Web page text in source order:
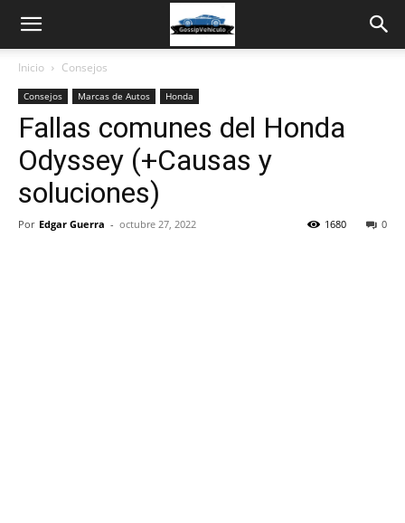
Inicio Consejos
Consejos Marcas de Autos Honda
Fallas comunes del Honda
Odyssey (+Causas y
soluciones)
Por Edgar Guerra - octubre 27, 2022 0
1680